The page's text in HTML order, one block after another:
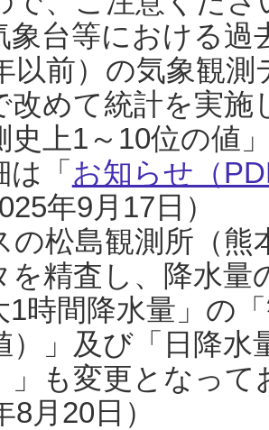
象台等における過
以前）の気象観
改めて統計を実
史上1～10位の値
「 お知らせ（
年9月17日）
の松島観測所（熊
を精査し、降水
1時間降水量」の
）」及び「日降
」も変更となっ
8月20日）